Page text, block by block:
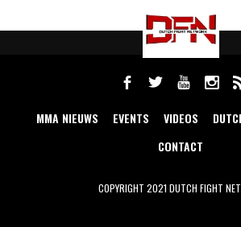
MMA NIEUWS EVENTS VIDEOS
CONTACT
COPYRIGHT 2021 DUTCH FIGHT